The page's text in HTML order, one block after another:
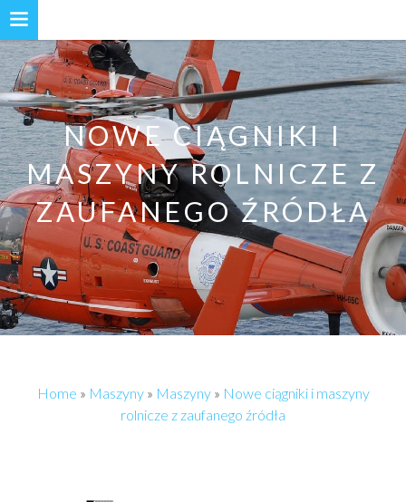
NOWE CIĄGNIKI I
MASZYNY ROLNICZE Z
ZAUFANEGO ŹRÓDŁA
Home » Maszyny» Maszyny» Nowe ciągniki i maszyny
rolnicze z zaufanego źródła